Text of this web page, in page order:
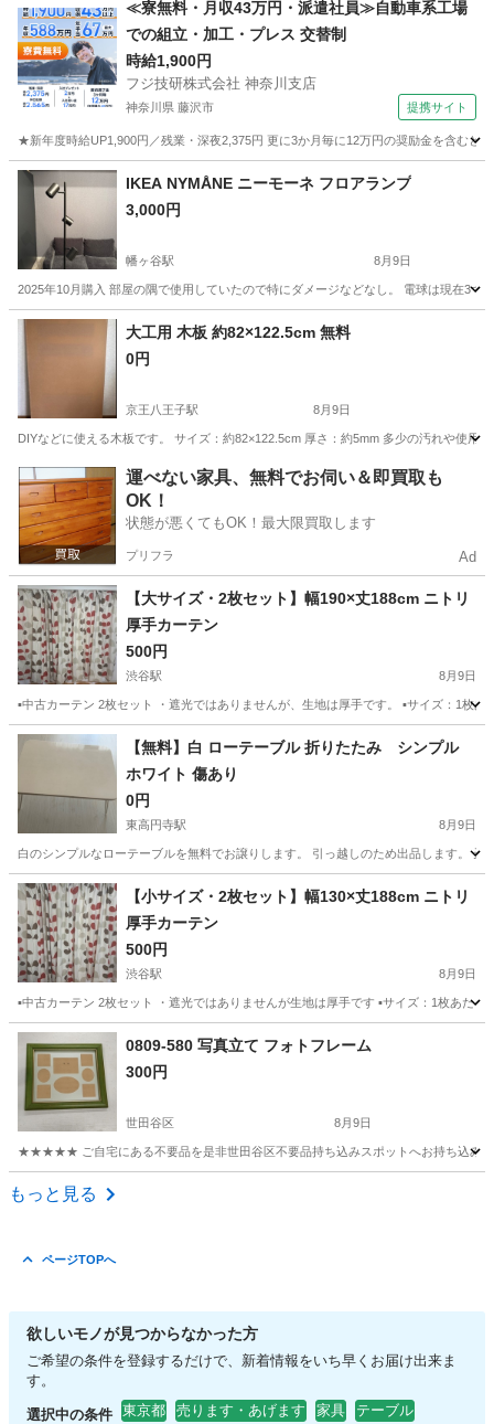
≪寮無料・月収43万円・派遣社員≫自動車系工場
での組立・加工・プレス 交替制
時給1,900円
フジ技研株式会社 神奈川支店
神奈川県 藤沢市 提携サイト
★新年度時給UP1,900円／残業・深夜2,375円 更に3か月毎に12万円の奨励金を含む
神奈川 藤沢市 IKEA NYMÅNE ニーモーネ フロアランプ
3,000円
幡ヶ谷駅 8月9日
2025年10月購入 部屋の隅で使用していたので特にダメージなどなし。 電球は現在3つ
東京 渋谷区 幡ヶ谷駅 照明器具
大工用 木板 約82×122.5cm 無料
0円
京王八王子駅 8月9日
DIYなどに使える木板です。 サイズ：約82×122.5cm 厚さ：約5mm 多少の汚れや使
東京 八王子市 京王八王子駅 その他 無料
運べない家具、無料でお伺い＆即買取も
OK！
状態が悪くてもOK！最大限買取します
プリフラ Ad
【大サイズ・2枚セット】幅190×丈188cm ニトリ
厚手カーテン
500円
渋谷駅 8月9日
▪️中古カーテン 2枚セット ・遮光ではありませんが、生地は厚手です。 ▪️サイズ：1枚
東京 渋谷区 渋谷駅 カーテン、ブラインド カーテン
【無料】白 ローテーブル 折りたたみ シンプル
ホワイト 傷あり
0円
東高円寺駅 8月9日
白のシンプルなローテーブルを無料でお譲りします。 引っ越しのため出品します。
東京 杉並区 東高円寺駅 テーブル
【小サイズ・2枚セット】幅130×丈188cm ニトリ
厚手カーテン
500円
渋谷駅 8月9日
▪️中古カーテン 2枚セット ・遮光ではありませんが生地は厚手です ▪️サイズ：1枚あた
東京 渋谷区 カーテン、ブラインド カーテン
0809-580 写真立て フォトフレーム
300円
世田谷区 8月9日
★★★★★ ご自宅にある不要品を是非世田谷区不要品持ち込みスポットへお持ち込みし
東京 世田谷区
もっと見る
ページTOPへ
欲しいモノが見つからなかった方
ご希望の条件を登録するだけで、新着情報をいち早くお届け出来ま
す。
選択中の条件 東京都 売ります・あげます 家具
テーブル